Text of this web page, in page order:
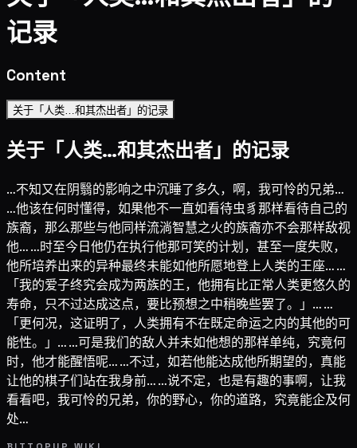
记录
Content
关于「人类…和其杰出者」的记录
关于「人类…和其杰出者」的记录
…不知又在阴翳的影响之中沉睡了多久，啊，我可怜的兄弟…
…他该在何时懂得，如果他不一直如看待虫豸那样看待自己的
族裔，那么那些与他同样流淌智慧之火的族裔亦不会那样敌视
他… …时至今日他仍在执行他那可笑的计划，甚至一度失败，
他所培养出来的异种最终未能如他所愿地登上人类的王座… …
「我的爱子终究会成为两族的王，他拥有比正常人类更悠久的
寿命，只不过达成这点，要比预想之中稍晚些罢了。」… …
「更何况，这证明了，人类拥有不在既定命运之内的其他的可
能性。」… …可是我们的敌人并未如他想的那样单纯，究竟何
时，他才能醒悟呢… …不过，如若他能达成他所期望的，真能
让他的棋子们站在我身前… …说不定，也是有趣的事啊，让我
看看吧，我可怜的兄弟，你的野心，你的道路，究竟能企及何
处…